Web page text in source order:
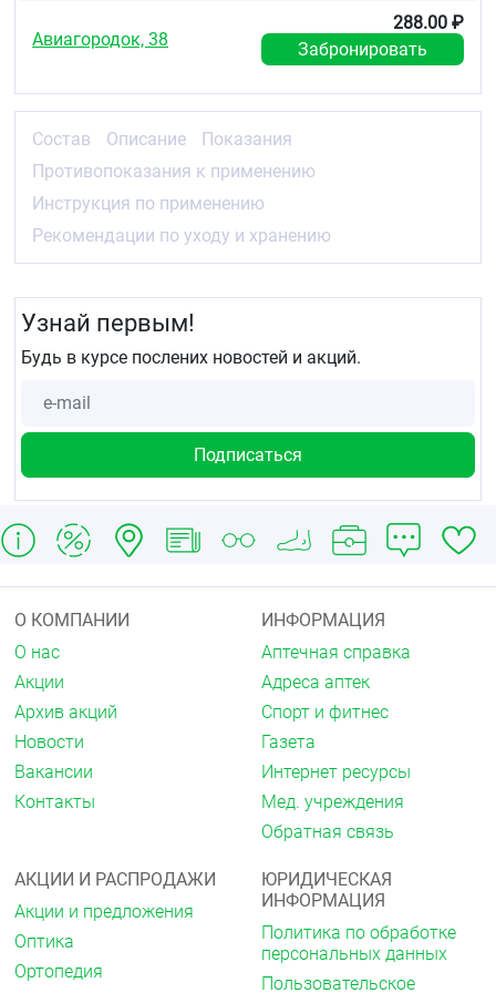
Рекомендации по подбору размера
Для подбора размера следует измерить
расстояние от ключицы до угла нижней челюсти.
чтобы глаза находились на одной горизонтальной
линии с ушными раковинами. Этот показатель
соответствует требуемой высоте воротника.
Вторым параметром является окружность шеи,
который будет определять необходимую длину
бандажа.
После измерений необходимо сравнить
полученные результаты с размерной таблицей,
указанной в описании к изделию.
Размерная таблица:
Размер
Высота
Длина, см
11
10
Авиагородок, 38
288.00 ₽
Забронировать
Состав Описание
Показания
Противопоказания к применению
Инструкция по применению
Рекомендации по уходу и хранению
Узнай первым!
Будь в курсе послених новостей и акций.
О КОМПАНИИ
О нас
Акции
Архив акций
Новости
Вакансии
Контакты
ИНФОРМАЦИЯ
Аптечная справка
Адреса аптек
Спорт и фитнес
Газета
Интернет ресурсы
Мед. учреждения
Обратная связь
АКЦИИ И РАСПРОДАЖИ
Акции и предложения
Оптика
Ортопедия
ЮРИДИЧЕСКАЯ
ИНФОРМАЦИЯ
Политика по обработке
персональных данных
Пользовательское